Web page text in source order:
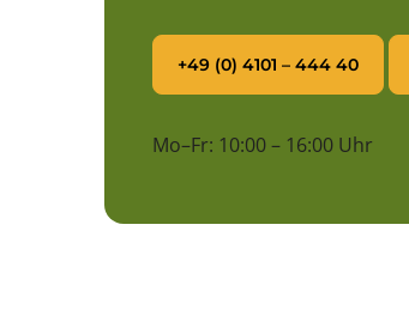
+49 (0) 4101 – 444 40
Mo–Fr: 10:00 – 16:00 Uhr